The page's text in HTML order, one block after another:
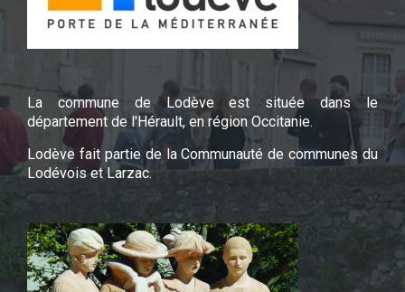
La commune de Lodève est située dans le
département de l'Hérault, en région Occitanie.
Lodève fait partie de la Communauté de communes du
Lodévois et Larzac.